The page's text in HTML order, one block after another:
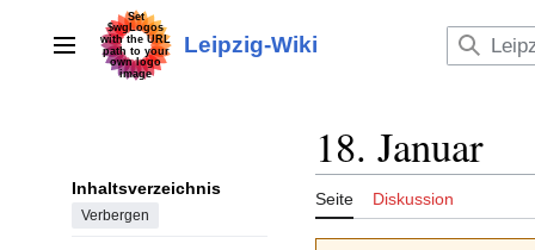
Inhalt
HauptmenüLeipzig-Wiki
Inhaltsverzeichnis
Verbergen
18. Januar
Seite Diskussion